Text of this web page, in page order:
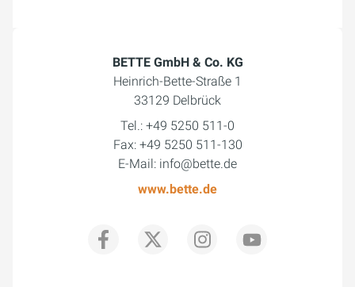
BETTE GmbH & Co. KG
Heinrich-Bette-Straße 1
33129 Delbrück
Tel.: +49 5250 511-0
Fax: +49 5250 511-130
E-Mail: info@bette.de
www.bette.de